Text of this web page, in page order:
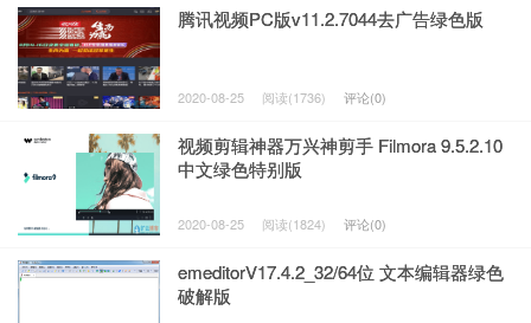
腾讯视频PC版v11.2.7044去广告绿色版
2020-08-25 阅读(1736) 评论(0)
视频剪辑神器万兴神剪手 Filmora 9.5.2.10
中文绿色特别版
2020-08-25 阅读(1824) 评论(0)
emeditorV17.4.2_32/64位 文本编辑器绿色
破解版